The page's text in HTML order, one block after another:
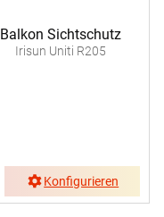
Balkon Sichtschutz
Irisun Uniti R205
Konfigurieren